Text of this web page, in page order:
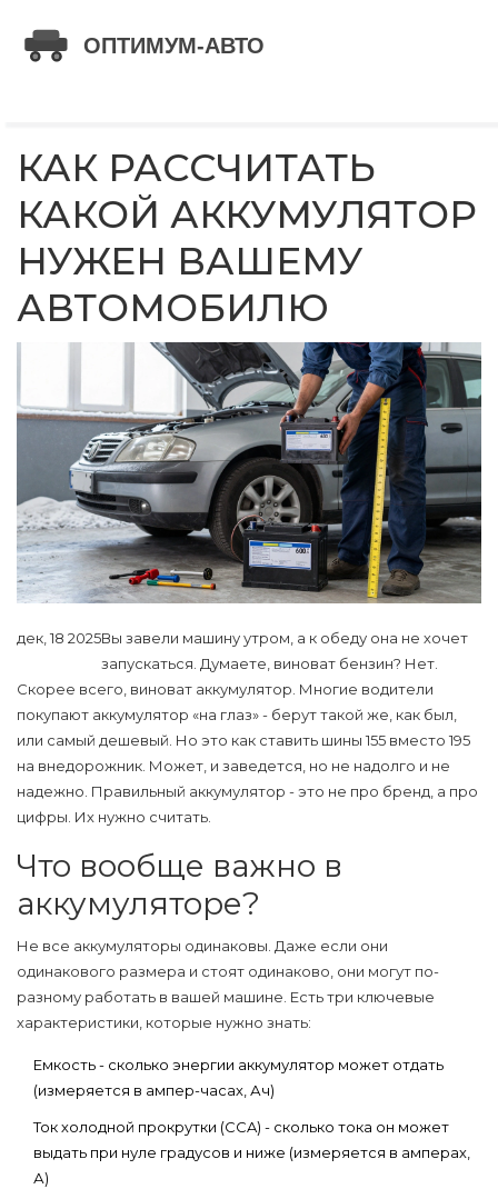
КАК РАССЧИТАТЬ
КАКОЙ АККУМУЛЯТОР
НУЖЕН ВАШЕМУ
АВТОМОБИЛЮ
дек, 18 2025Вы завели машину утром, а к обеду она не хочет
запускаться. Думаете, виноват бензин? Нет.
Скорее всего, виноват аккумулятор. Многие водители
покупают аккумулятор «на глаз» - берут такой же, как был,
или самый дешевый. Но это как ставить шины 155 вместо 195
на внедорожник. Может, и заведется, но не надолго и не
надежно. Правильный аккумулятор - это не про бренд, а про
цифры. Их нужно считать.
Что вообще важно в
аккумуляторе?
Не все аккумуляторы одинаковы. Даже если они
одинакового размера и стоят одинаково, они могут по-
разному работать в вашей машине. Есть три ключевые
характеристики, которые нужно знать:
Емкость- сколько энергии аккумулятор может отдать
(измеряется в ампер-часах, Ач)
Ток холодной прокрутки (CCA) - сколько тока он может
выдать при нуле градусов и ниже (измеряется в амперах,
А)